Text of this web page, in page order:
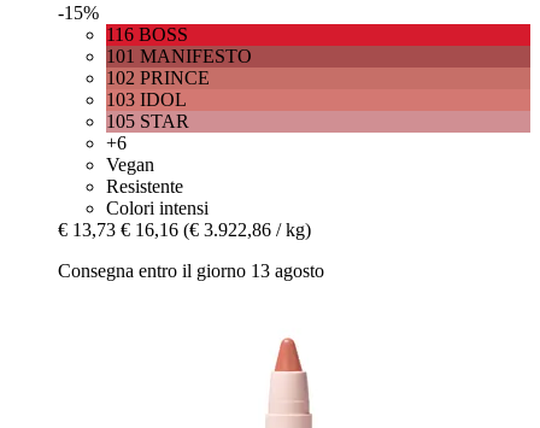
-15%
116 BOSS
101 MANIFESTO
102 PRINCE
103 IDOL
105 STAR
+6
Vegan
Resistente
Colori intensi
€ 13,73 € 16,16 (€ 3.922,86 / kg)
Consegna entro il giorno 13 agosto